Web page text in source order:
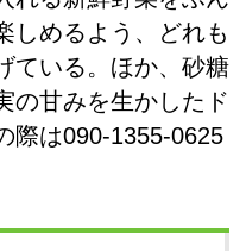
しめるよう、どれも
ている。ほか、砂糖
の甘みを生かしたド
際は090-1355-0625